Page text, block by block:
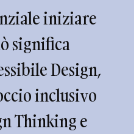
iniziare
significa
Design,
inclusivo
Thinking e